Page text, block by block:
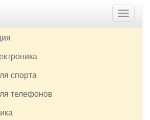
спорта
телефонов